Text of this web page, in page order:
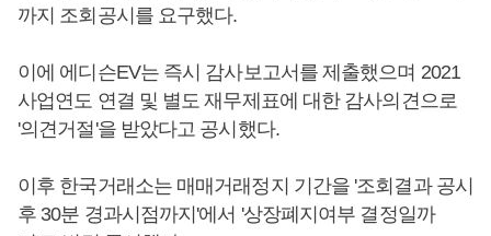
까지 조회공시를 요구했다.
이에 에디슨EV는 즉시 감사보고서를 제출했으며 2021
사업연도 연결 및 별도 재무제표에 대한 감사의견으로
'의견거절'을 받았다고 공시했다.
이후 한국거래소는 매매거래정지 기간을 '조회결과 공시
후 30분 경과시점까지'에서 '상장폐지여부 결정일까